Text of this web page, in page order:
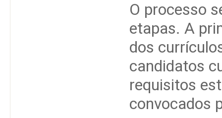
O processo
etapas. A
dos
candidatos
requisitos
convocados